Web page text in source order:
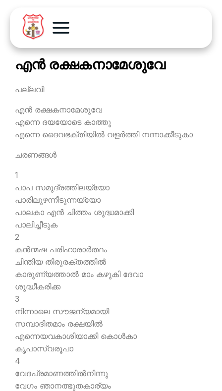
എന്‍ രക്ഷകനാമേശുവേ
പല്ലവി
എന്‍ രക്ഷകനാമേശുവേ
എന്നെ ദയയോടെ കാത്തു
എന്നെ ദൈവഭക്തിയില്‍ വളര്‍ത്തി നന്നാക്കീടുകാ
ചരണങ്ങള്‍
1
പാപ സമുദ്രത്തിലയ്യോ
പാരിലുഴന്നീടുന്നയ്യോ
പാലകാ എന്‍ ചിത്തം ശുദ്ധമാക്കി
പാലിച്ചീടുക
2
കന്‍ന്മഷ പരിഹാരാര്‍ത്ഥം
ചിന്തിയ തിരുരക്തത്തില്‍
കാരുണ്യത്താല്‍ മാം കഴുകി ദേവാ
ശുദ്ധീകരിക്ക
3
നിന്നാലെ സൗജന്യമായി
സമ്പാദിതമാം രക്ഷയില്‍
എന്നെയവകാശിയാക്കി കൊള്‍കാ
കൃപാസ്വരൂപാ
4
വേദപ്രമാണത്തില്‍നിന്നു
വേഗം ഞാനത്ഭുതകാര്യം